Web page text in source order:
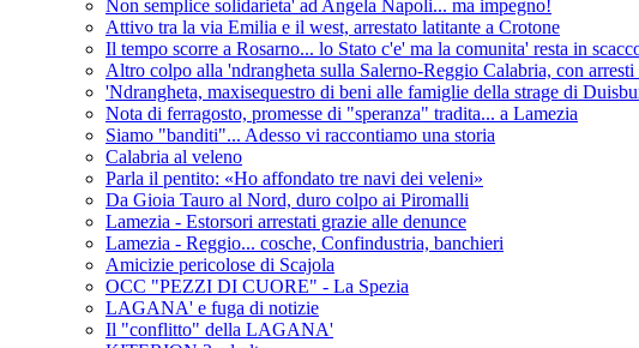
Non semplice solidarieta' ad Angela Napoli... ma impegno!
Attivo tra la via Emilia e il west, arrestato latitante a Crotone
Il tempo scorre a Rosarno... lo Stato c'e' ma la comunita' resta in
Altro colpo alla 'ndrangheta sulla Salerno-Reggio Calabria, con arresti
'Ndrangheta, maxisequestro di beni alle famiglie della strage di
Nota di ferragosto, promesse di "speranza" tradita... a Lamezia
Siamo "banditi"... Adesso vi raccontiamo una storia
Calabria al veleno
Parla il pentito: «Ho affondato tre navi dei veleni»
Da Gioia Tauro al Nord, duro colpo ai Piromalli
Lamezia - Estorsori arrestati grazie alle denunce
Lamezia - Reggio... cosche, Confindustria, banchieri
Amicizie pericolose di Scajola
OCC "PEZZI DI CUORE" - La Spezia
LAGANA' e fuga di notizie
Il "conflitto" della LAGANA'